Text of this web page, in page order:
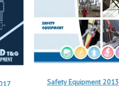
Safety Equipment 2013